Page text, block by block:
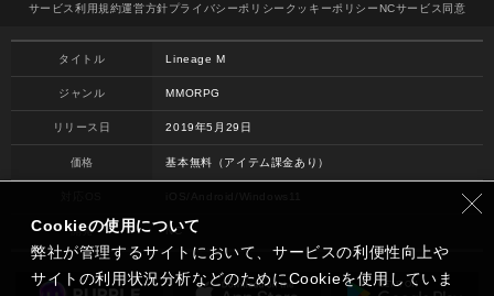
サービス 利用規約運営方針プライバシーポリシー クッキーポリシーNCサービス 同意
タイトル Lineage M
ジャンル MMORPG
リリース日 2019年5月29日
価格 基本無料（アイテム課金あり）
開発 NC
Cookieの使用について
弊社が管理するサイトにおいて、サービスの利便性向上や
サイトの利用状況分析などのためにCookieを使用していま